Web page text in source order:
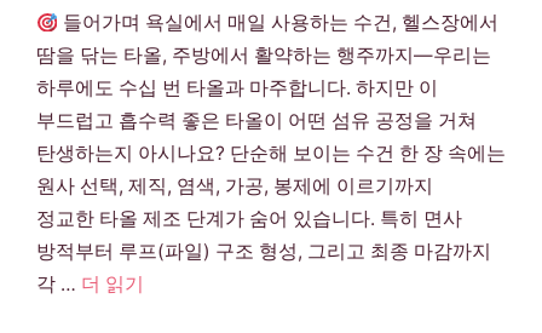
들어가며 욕실에서 매일 사용하는 수건, 헬스장에서
땀을 닦는 타올, 주방에서 활약하는 행주까지—우리는
하루에도 수십 번 타올과 마주합니다. 하지만 이
부드럽고 흡수력 좋은 타올이 어떤 섬유 공정을 거쳐
탄생하는지 아시나요? 단순해 보이는 수건 한 장 속에는
원사 선택, 제직, 염색, 가공, 봉제에 이르기까지
정교한 타올 제조 단계가 숨어 있습니다. 특히 면사
방적부터 루프(파일) 구조 형성, 그리고 최종 마감까지
각 … 더 읽기